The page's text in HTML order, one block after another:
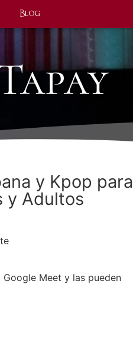
Blog
y Kpop para
y Adultos
Meet y las pueden